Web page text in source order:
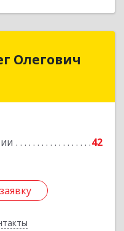
Олегович
42